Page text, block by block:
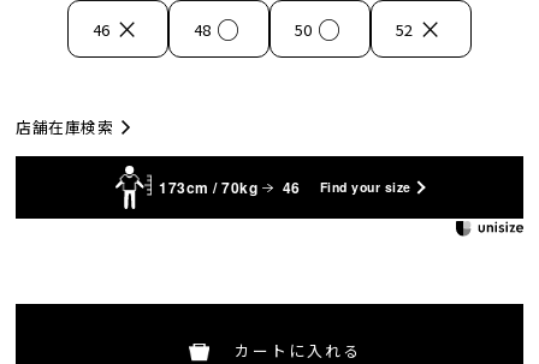
46 × 48 ○ 50 ○ 52 ×
店舗在庫検索
173cm / 70kg 46 Find your size
カートに入れる